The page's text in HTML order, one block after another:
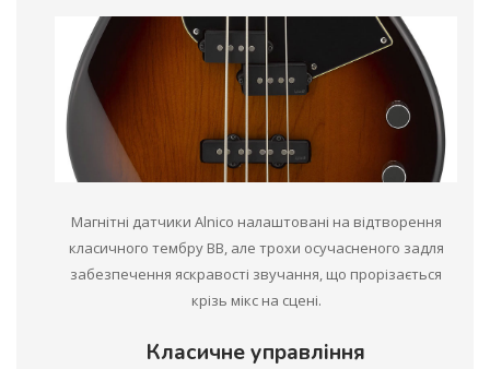
Магнітні датчики Alnico налаштовані на відтворення
класичного тембру BB, але трохи осучасненого задля
забезпечення яскравості звучання, що прорізається
крізь мікс на сцені.
Класичне управління